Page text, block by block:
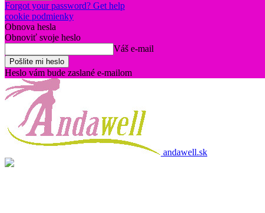
Forgot your password? Get help
cookie podmienky
Obnova hesla
Obnoviť svoje heslo
Váš e-mail
Heslo vám bude zaslané e-mailom
andawell.sk